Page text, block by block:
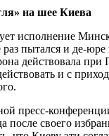
на шее Киева
исполнение
пытался и де-юре
действовала
и с
пресс-
после своего